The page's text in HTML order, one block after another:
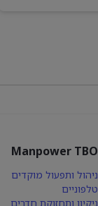
Manpower TBO
ניהול ותפעול מוקדים
טלפוניים
ניקיון ותחזוקת חדרים